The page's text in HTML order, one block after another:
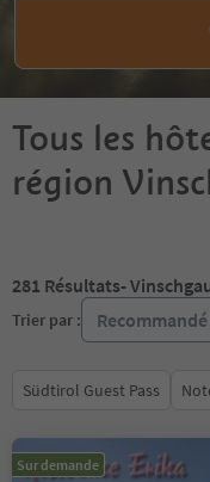
Tous les
région
281 Résultats-
Trier par : Recommandé
Südtirol Guest Pass
Sur demande